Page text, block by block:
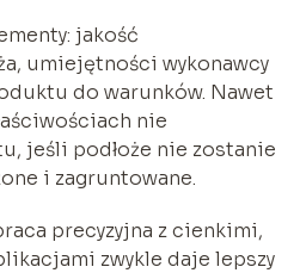
jakość
umiejętności wykonawcy
do warunków. Nawet
nie
jeśli podłoże nie zostanie
i zagruntowane.
precyzyjna z cienkimi,
zwykle daje lepszy